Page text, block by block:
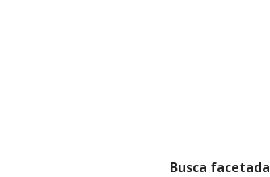
Busca facetada